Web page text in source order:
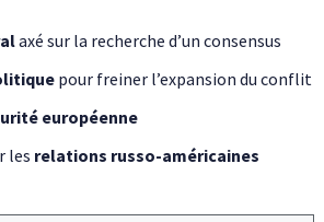
axé sur la recherche d’un consensus
pour freiner l’expansion du conflit
européenne
les relations russo-américaines